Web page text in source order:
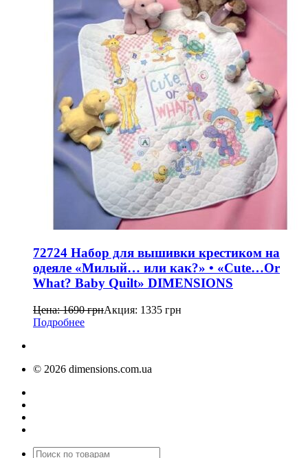
72724 Набор для вышивки крестиком на
одеяле «Милый… или как?» • «Cute…Or
What? Baby Quilt» DIMENSIONS
Цена:1690грнАкция: 1335 грн
Подробнее
© 2026 dimensions.com.ua